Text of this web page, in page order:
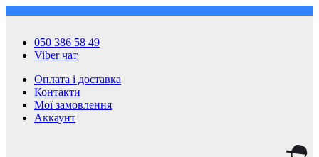
050 386 58 49
Viber чат
Оплата і доставка
Контакти
Мої замовлення
Аккаунт